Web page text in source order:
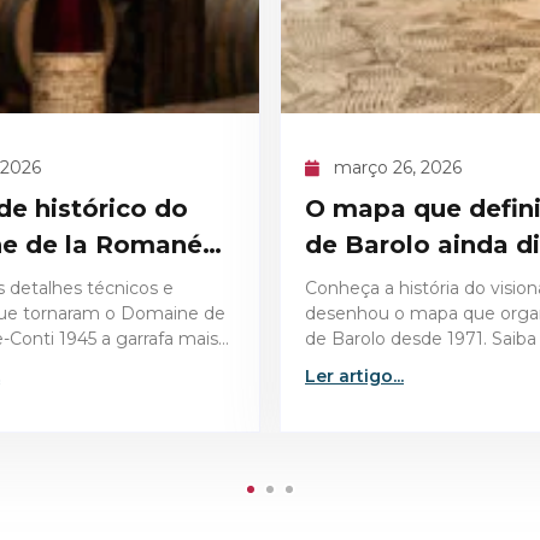
2026
que definiu o cru
ainda dita
do visionário que
mapa que organiza o cru
1971. Saiba como essa
as regras de qualidade
março 26, 2026
Vinhos para a
surpreendem no
Descubra como escolher
vinhos para a Páscoa e
convidados com
perfeitas, do bacalhau ao
assado.
Ler artigo...